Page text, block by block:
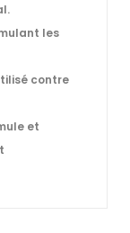
les
contre
et